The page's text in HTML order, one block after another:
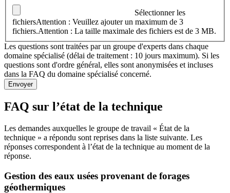
Sélectionner les
fichiersAttention : Veuillez ajouter un maximum de 3
fichiers.Attention : La taille maximale des fichiers est de 3 MB.
Les questions sont traitées par un groupe d'experts dans chaque
domaine spécialisé (délai de traitement : 10 jours maximum). Si les
questions sont d'ordre général, elles sont anonymisées et incluses
dans la FAQ du domaine spécialisé concerné.
FAQ sur l’état de la technique
Les demandes auxquelles le groupe de travail « État de la
technique » a répondu sont reprises dans la liste suivante. Les
réponses correspondent à l’état de la technique au moment de la
réponse.
Gestion des eaux usées provenant de forages
géothermiques